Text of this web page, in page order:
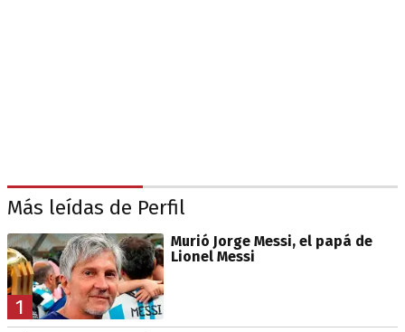
Más leídas de Perfil
1
Murió Jorge Messi, el papá de
Lionel Messi